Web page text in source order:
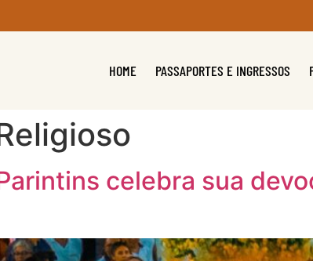
HOME PASSAPORTES E INGRESSOS
celebra sua